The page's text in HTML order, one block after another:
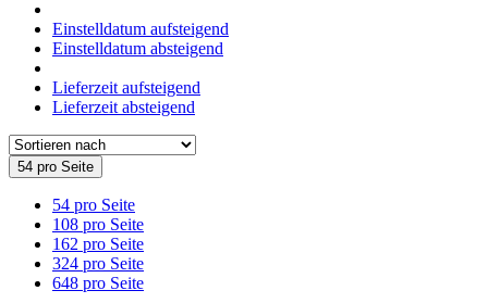
Einstelldatum aufsteigend
Einstelldatum absteigend
Lieferzeit aufsteigend
Lieferzeit absteigend
54 pro Seite
54 pro Seite
108 pro Seite
162 pro Seite
324 pro Seite
648 pro Seite